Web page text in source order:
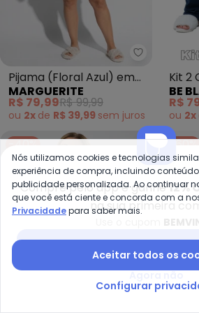
Pijama (Floral Azul) em
Ribana Canelada
MARGUERITE
R$ 79,99R$ 99,99
ou 2x de R$ 39,99 sem juros
Kit 2
BE
R$
ou 2x
-40% -60%
Compre pelo app e ganhe12%
na sua primeira
Nós utilizamos cookies e tecnologias
experiência de compra, incluindo
publicidade personalizada. Ao continuar
que você está ciente e concorda com a
Privacidadepara saber mais.
Aceitar todos os
Configurar